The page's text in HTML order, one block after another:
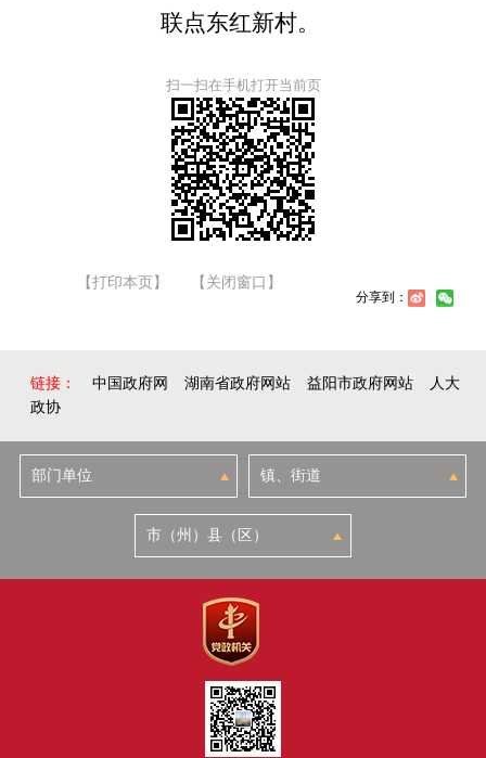
联点东红新村。
扫一扫在手机打开当前页
【打印本页】 【关闭窗口】
分享到：
链接： 中国政府网 湖南省政府网站 益阳市政府网站
人大
政协